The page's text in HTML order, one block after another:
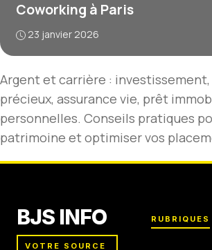
Coworking à Paris
23 janvier 2026
Argent et carrière :
précieux, assurance vie, prêt
personnelles. Conseils pratiques
patrimoine et optimiser vos
BJS INFO
VOTRE SOURCE
RUBRIQUES